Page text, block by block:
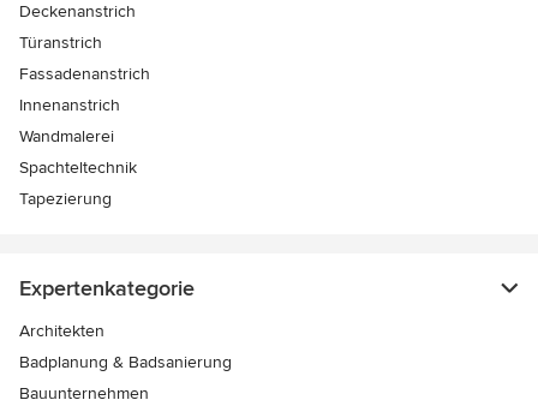
Deckenanstrich
Türanstrich
Fassadenanstrich
Innenanstrich
Wandmalerei
Spachteltechnik
Tapezierung
Expertenkategorie
Architekten
Badplanung & Badsanierung
Bauunternehmen